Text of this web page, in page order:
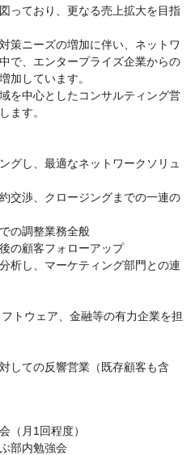
っており、更なる売上拡大を目指
策ニーズの増加に伴い、ネットワ
で、エンタープライズ企業からの
加しています。
を中心としたコンサルティング営
ます。
グし、最適なネットワークソリュ
交渉、クロージングまでの一連の
の調整業務全般
の顧客フォローアップ
析し、マーケティング部門との連
トウェア、金融等の有力企業を担
しての反響営業（既存顧客も含
（月1回程度）
部内勉強会